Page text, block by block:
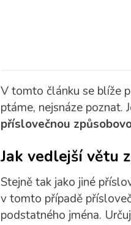
V tomto článku se blíže
ptáme, nejsnáze poznat.
příslovečnou
Jak vedlejší větu
Stejně tak jako jiné
v tomto případě
podstatného jména.